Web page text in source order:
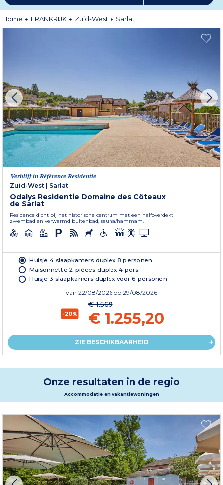
regelmatig leuke en leerzame wandelingen georganiseerd. Paardrijden,
boomklimmen, paragliding, mountainbiken, kanoën, klimmen,
boogschieten: geniet van een uitzonderlijke omgeving om uw favoriete
sporten te beoefenen. Of u nu met familie of vrienden bent, huur uw
appartement in Sarlat in een comfortabele en ideaal gelegen woning.
Meer informatie
Home FRANKRIJK Zuid-West Sarlat
Verblijf in Référence Residentie
Zuid-West
Sarlat
Odalys Residentie Domaine des Côteaux
de Sarlat
Residence dicht bij het historische centrum met een halfoverdekt
zwembad en verwarmd buitenbad, sauna/hammam.
Huisje 4 slaapkamers duplex 8 personen
Maisonnette 2 pièces duplex 4 pers.
Huisje 3 slaapkamers duplex voor 6 personen
van 22/08/2026 op 29/08/2026
-20%
€ 1.569
€ 1.255,20
ZIE BESCHIKBAARHEID
Onze resultaten in de regio
Accommodatie en vakantiewoningen